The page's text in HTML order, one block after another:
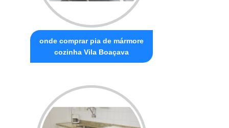
onde comprar pia de mármore
cozinha Vila Boaçava